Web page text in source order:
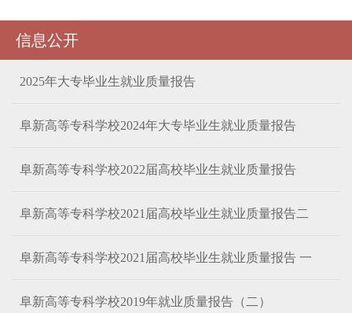
信息公开
2025年大专毕业生就业质量报告
阜新高等专科学校2024年大专毕业生就业质量报告
阜新高等专科学校2022届高校毕业生就业质量报告
阜新高等专科学校2021届高校毕业生就业质量报告二
阜新高等专科学校2021届高校毕业生就业质量报告 一
阜新高等专科学校2019年就业质量报告（二）